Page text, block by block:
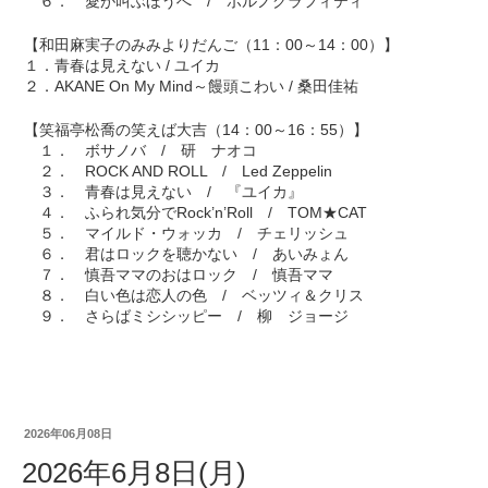
【和田麻実子のみみよりだんご（11：00～14：00）】
１．青春は見えない / ユイカ
２．AKANE On My Mind～饅頭こわい / 桑田佳祐
【笑福亭松喬の笑えば大吉（14：00～16：55）】
１． ボサノバ / 研 ナオコ
２． ROCK AND ROLL / Led Zeppelin
３． 青春は見えない / 『ユイカ』
４． ふられ気分でRock’n’Roll / TOM★CAT
５． マイルド・ウォッカ / チェリッシュ
６． 君はロックを聴かない / あいみょん
７． 慎吾ママのおはロック / 慎吾ママ
８． 白い色は恋人の色 / ベッツィ＆クリス
９． さらばミシシッピー / 柳 ジョージ
2026年06月08日
2026年6月8日(月)